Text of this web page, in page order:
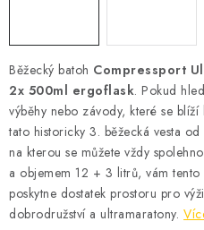
MEGA SLEVY
NOVINKY
NOVINKY MIZUNO
NOVINKY INOV-8
Běžecký batoh Compressport
2x 500ml ergoflask. Pokud
výběhy nebo závody, které se
tato historicky 3. běžecká vesta
na kterou se můžete vždy
a objemem 12 + 3 litrů, vám tento
poskytne dostatek prostoru pro
dobrodružství a ultramaratony.